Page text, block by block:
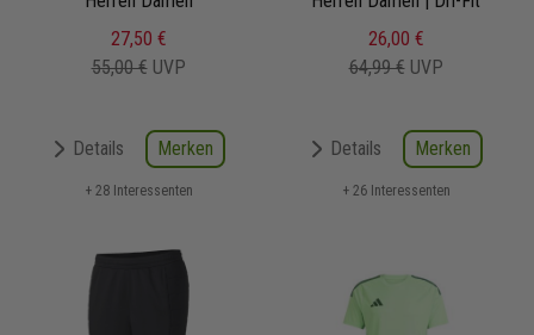
27,50 €
55,00 € UVP
Details Merken
+ 28 Interessenten
26,00 €
64,99 € UVP
Details Merken
+ 26 Interessenten